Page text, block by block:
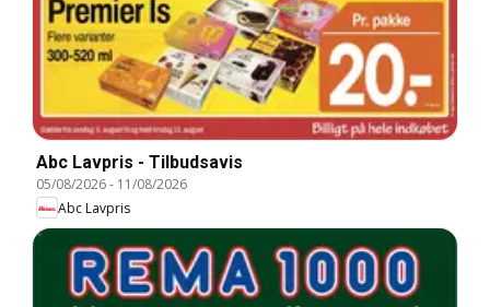
Abc Lavpris - Tilbudsavis
05/08/2026- 11/08/2026
Abc Lavpris